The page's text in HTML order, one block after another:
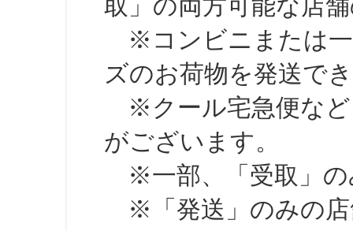
取」の両方可能な店
※コンビニまたは一
ズのお荷物を発送で
※クール宅急便など
がございます。
※一部、「受取」の
※「発送」のみの店